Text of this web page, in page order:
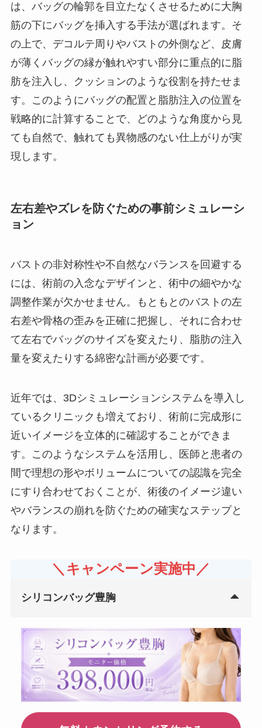
は、バッグの輪郭を目立たなくさせるために大胸
筋の下にバッグを挿入する手法が選ばれます。そ
の上で、デコルテ周りやバストの外側など、皮膚
が薄くバッグの縁が触れやすい部分に重点的に脂
肪を注入し、クッションのような役割を持たせま
す。このようにバッグの配置と脂肪注入の位置を
戦略的に計算することで、どのような角度から見
ても自然で、触れても異物感のない仕上がりが実
現します。
左右差やズレを防ぐための事前シミュレーシ
ョン
バストの非対称性や不自然なバランスを回避する
には、術前の入念なデザインと、術中の細やかな
調整作業が欠かせません。もともとのバストの左
右差や骨格の歪みを正確に把握し、それに合わせ
て左右でバッグのサイズを変えたり、脂肪の注入
量を変えたりする綿密な計画が必要です。
近年では、3Dシミュレーションシステムを導入し
ているクリニックも増えており、術前に完成形に
近いイメージを立体的に確認することができま
す。このようなシステムを活用し、医師と患者の
間で理想の形やボリュームについての認識を完全
にすり合わせておくことが、術後のイメージ違い
やバランスの崩れを防ぐための確実なステップと
なります。
＼キャンペーン実施中／
シリコンバッグ豊胸